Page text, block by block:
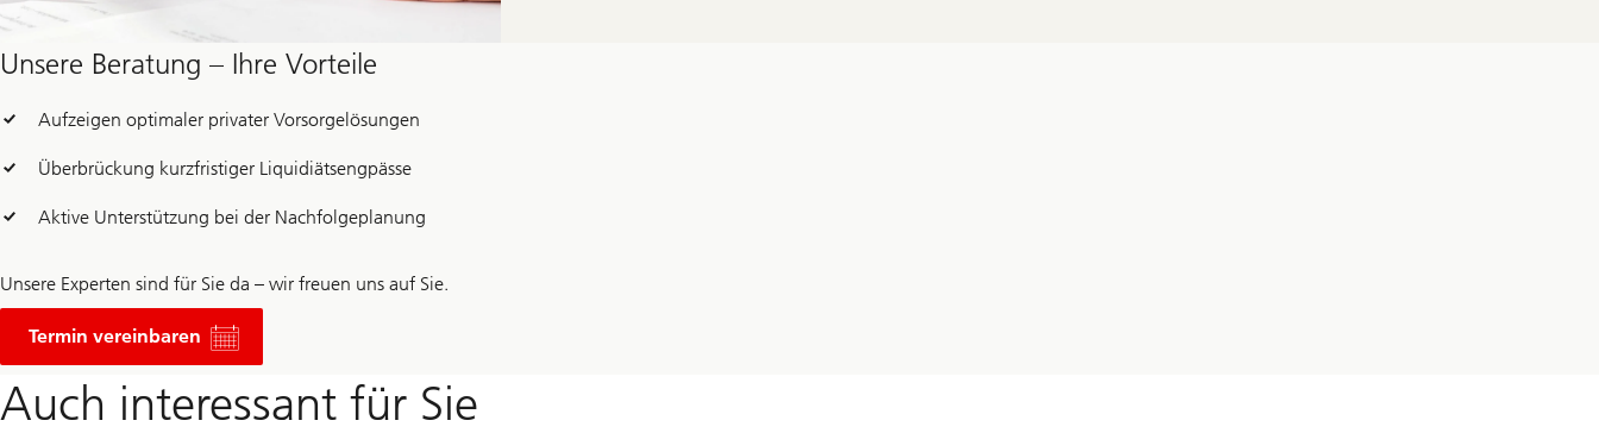
Unsere Beratung – Ihre Vorteile
Aufzeigen optimaler privater Vorsorgelösungen
Überbrückung kurzfristiger Liquidiätsengpässe
Aktive Unterstützung bei der Nachfolgeplanung
Unsere Experten sind für Sie da – wir freuen uns auf Sie.
Termin vereinbaren
Auch interessant für Sie